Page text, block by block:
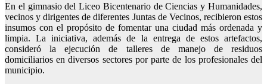
En el gimnasio del Liceo Bicentenario de Ciencias y Humanidades,
vecinos y dirigentes de diferentes Juntas de Vecinos, recibieron estos
insumos con el propósito de fomentar una ciudad más ordenada y
limpia. La iniciativa, además de la entrega de estos artefactos,
consideró la ejecución de talleres de manejo de residuos
domiciliarios en diversos sectores por parte de los profesionales del
municipio.